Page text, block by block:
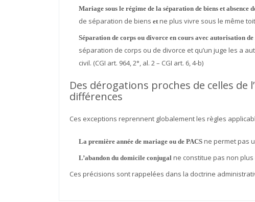
Mariage sous le régime de la séparation de biens et absence
de séparation de biens etne plus vivre sous le même toit.
Séparation de corps ou divorce en cours avec autorisation
séparation de corps ou de divorce et qu’un juge les a
civil. (CGI art. 964, 2°, al. 2 – CGI art. 6, 4-b)
Des dérogations proches de celles
différences
Ces exceptions reprennent globalement les règles
La première année de mariage ou de PACS ne permet pas
L’abandon du domicile conjugal ne constitue pas non plus
Ces précisions sont rappelées dans la doctrine